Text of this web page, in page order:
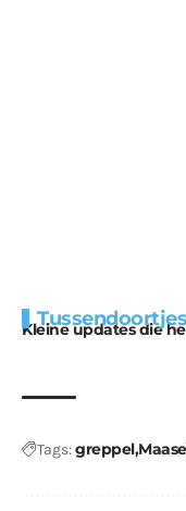
Kleine updates die
voor kabouters
Tags:greppel